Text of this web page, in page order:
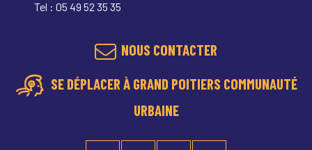
Tel : 05 49 52 35 35
NOUS CONTACTER
SE DÉPLACER À GRAND POITIERS COMMUNAUTÉ
URBAINE